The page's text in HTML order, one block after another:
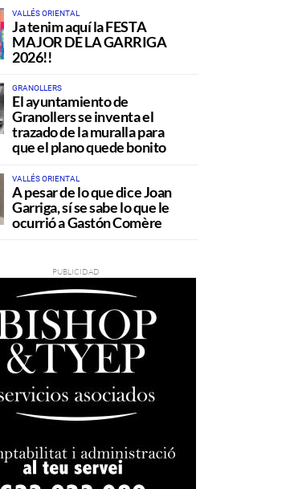
VALLÉS ORIENTAL
Ja tenim aquí la FESTA
MAJOR DE LA GARRIGA
2026!!
GRANOLLERS
El ayuntamiento de
Granollers se inventa el
trazado de la muralla para
que el plano quede bonito
VALLÉS ORIENTAL
A pesar de lo que dice Joan
Garriga, sí se sabe lo que le
ocurrió a Gastón Comère